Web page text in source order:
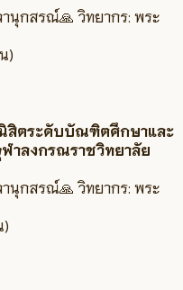
านุกสรณ์🙏 วิทยากร: พระ
)
สิตระดับบัณฑิตศึกษาและ
าลงกรณราชวิทยาลัย
านุกสรณ์🙏 วิทยากร: พระ
)